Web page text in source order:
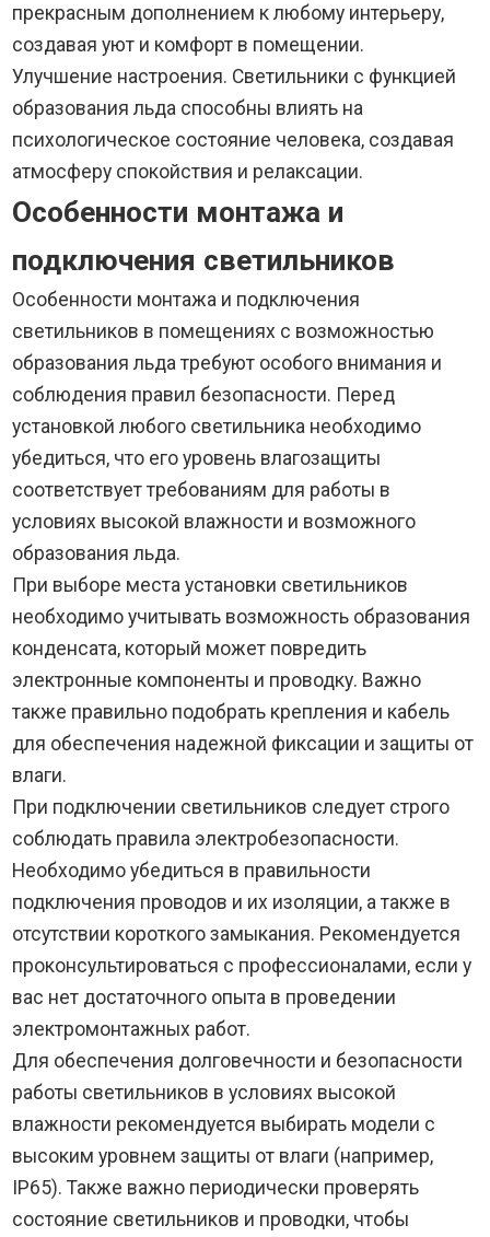
прекрасным дополнением к любому интерьеру,
создавая уют и комфорт в помещении.
Улучшение настроения. Светильники с функцией
образования льда способны влиять на
психологическое состояние человека, создавая
атмосферу спокойствия и релаксации.
Особенности монтажа и
подключения светильников
Особенности монтажа и подключения
светильников в помещениях с возможностью
образования льда требуют особого внимания и
соблюдения правил безопасности. Перед
установкой любого светильника необходимо
убедиться, что его уровень влагозащиты
соответствует требованиям для работы в
условиях высокой влажности и возможного
образования льда.
При выборе места установки светильников
необходимо учитывать возможность образования
конденсата, который может повредить
электронные компоненты и проводку. Важно
также правильно подобрать крепления и кабель
для обеспечения надежной фиксации и защиты от
влаги.
При подключении светильников следует строго
соблюдать правила электробезопасности.
Необходимо убедиться в правильности
подключения проводов и их изоляции, а также в
отсутствии короткого замыкания. Рекомендуется
проконсультироваться с профессионалами, если у
вас нет достаточного опыта в проведении
электромонтажных работ.
Для обеспечения долговечности и безопасности
работы светильников в условиях высокой
влажности рекомендуется выбирать модели с
высоким уровнем защиты от влаги (например,
IP65). Также важно периодически проверять
состояние светильников и проводки, чтобы